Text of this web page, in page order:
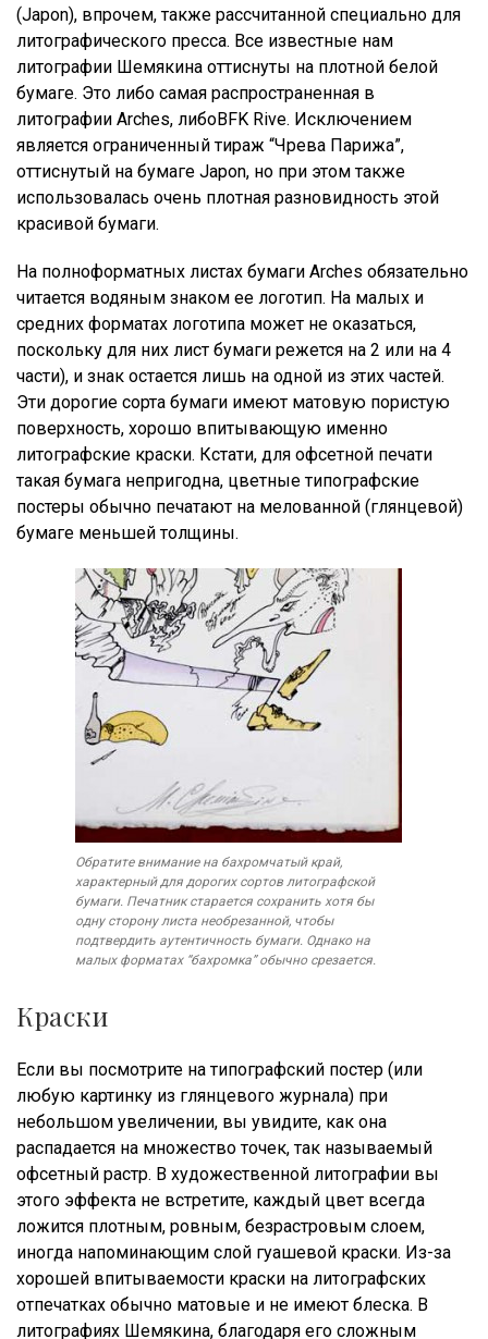
(Japon), впрочем, также рассчитанной специально для
литографического пресса. Все известные нам
литографии Шемякина оттиснуты на плотной белой
бумаге. Это либо самая распространенная в
литографии Arches, либоBFK Rive. Исключением
является ограниченный тираж “Чрева Парижа”,
оттиснутый на бумаге Japon, но при этом также
использовалась очень плотная разновидность этой
красивой бумаги.
На полноформатных листах бумаги Arches обязательно
читается водяным знаком ее логотип. На малых и
средних форматах логотипа может не оказаться,
поскольку для них лист бумаги режется на 2 или на 4
части), и знак остается лишь на одной из этих частей.
Эти дорогие сорта бумаги имеют матовую пористую
поверхность, хорошо впитывающую именно
литографские краски. Кстати, для офсетной печати
такая бумага непригодна, цветные типографские
постеры обычно печатают на мелованной (глянцевой)
бумаге меньшей толщины.
Обратите внимание на бахромчатый край,
характерный для дорогих сортов литографской
бумаги. Печатник старается сохранить хотя бы
одну сторону листа необрезанной, чтобы
подтвердить аутентичность бумаги. Однако на
малых форматах “бахромка” обычно срезается.
Краски
Если вы посмотрите на типографский постер (или
любую картинку из глянцевого журнала) при
небольшом увеличении, вы увидите, как она
распадается на множество точек, так называемый
офсетный растр. В художественной литографии вы
этого эффекта не встретите, каждый цвет всегда
ложится плотным, ровным, безрастровым слоем,
иногда напоминающим слой гуашевой краски. Из-за
хорошей впитываемости краски на литографских
отпечатках обычно матовые и не имеют блеска. В
литографиях Шемякина, благодаря его сложным